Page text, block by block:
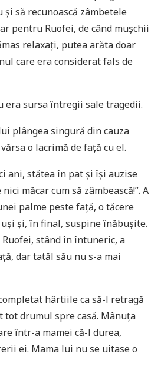
și să recunoască zâmbetele
pentru Ruofei, de când mușchii
relaxați, putea arăta doar
care era considerat fals de
era sursa întregii sale tragedii.
plângea singură din cauza
o lacrimă de față cu el.
ani, stătea în pat și își auzise
măcar cum să zâmbească!”. A
palme peste față, o tăcere
și, în final, suspine înăbușite.
stând în întuneric, a
dar tatăl său nu s-a mai
hârtiile ca să-l retragă
tot drumul spre casă. Mânuța
într-a mamei că-l durea,
ei. Mama lui nu se uitase o